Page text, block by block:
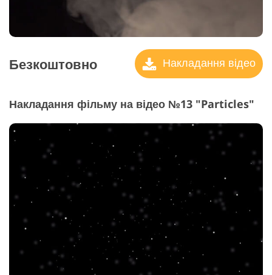
Безкоштовно Накладання відео
Накладання фільму на відео №13 "Particles"